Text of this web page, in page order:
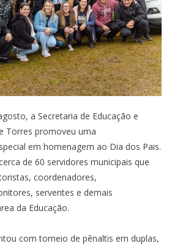
a Secretaria de Educação e
Torres promoveu uma
em homenagem ao Dia dos Pais.
de 60 servidores municipais que
coordenadores,
serventes e demais
da Educação.
com torneio de pênaltis em duplas,